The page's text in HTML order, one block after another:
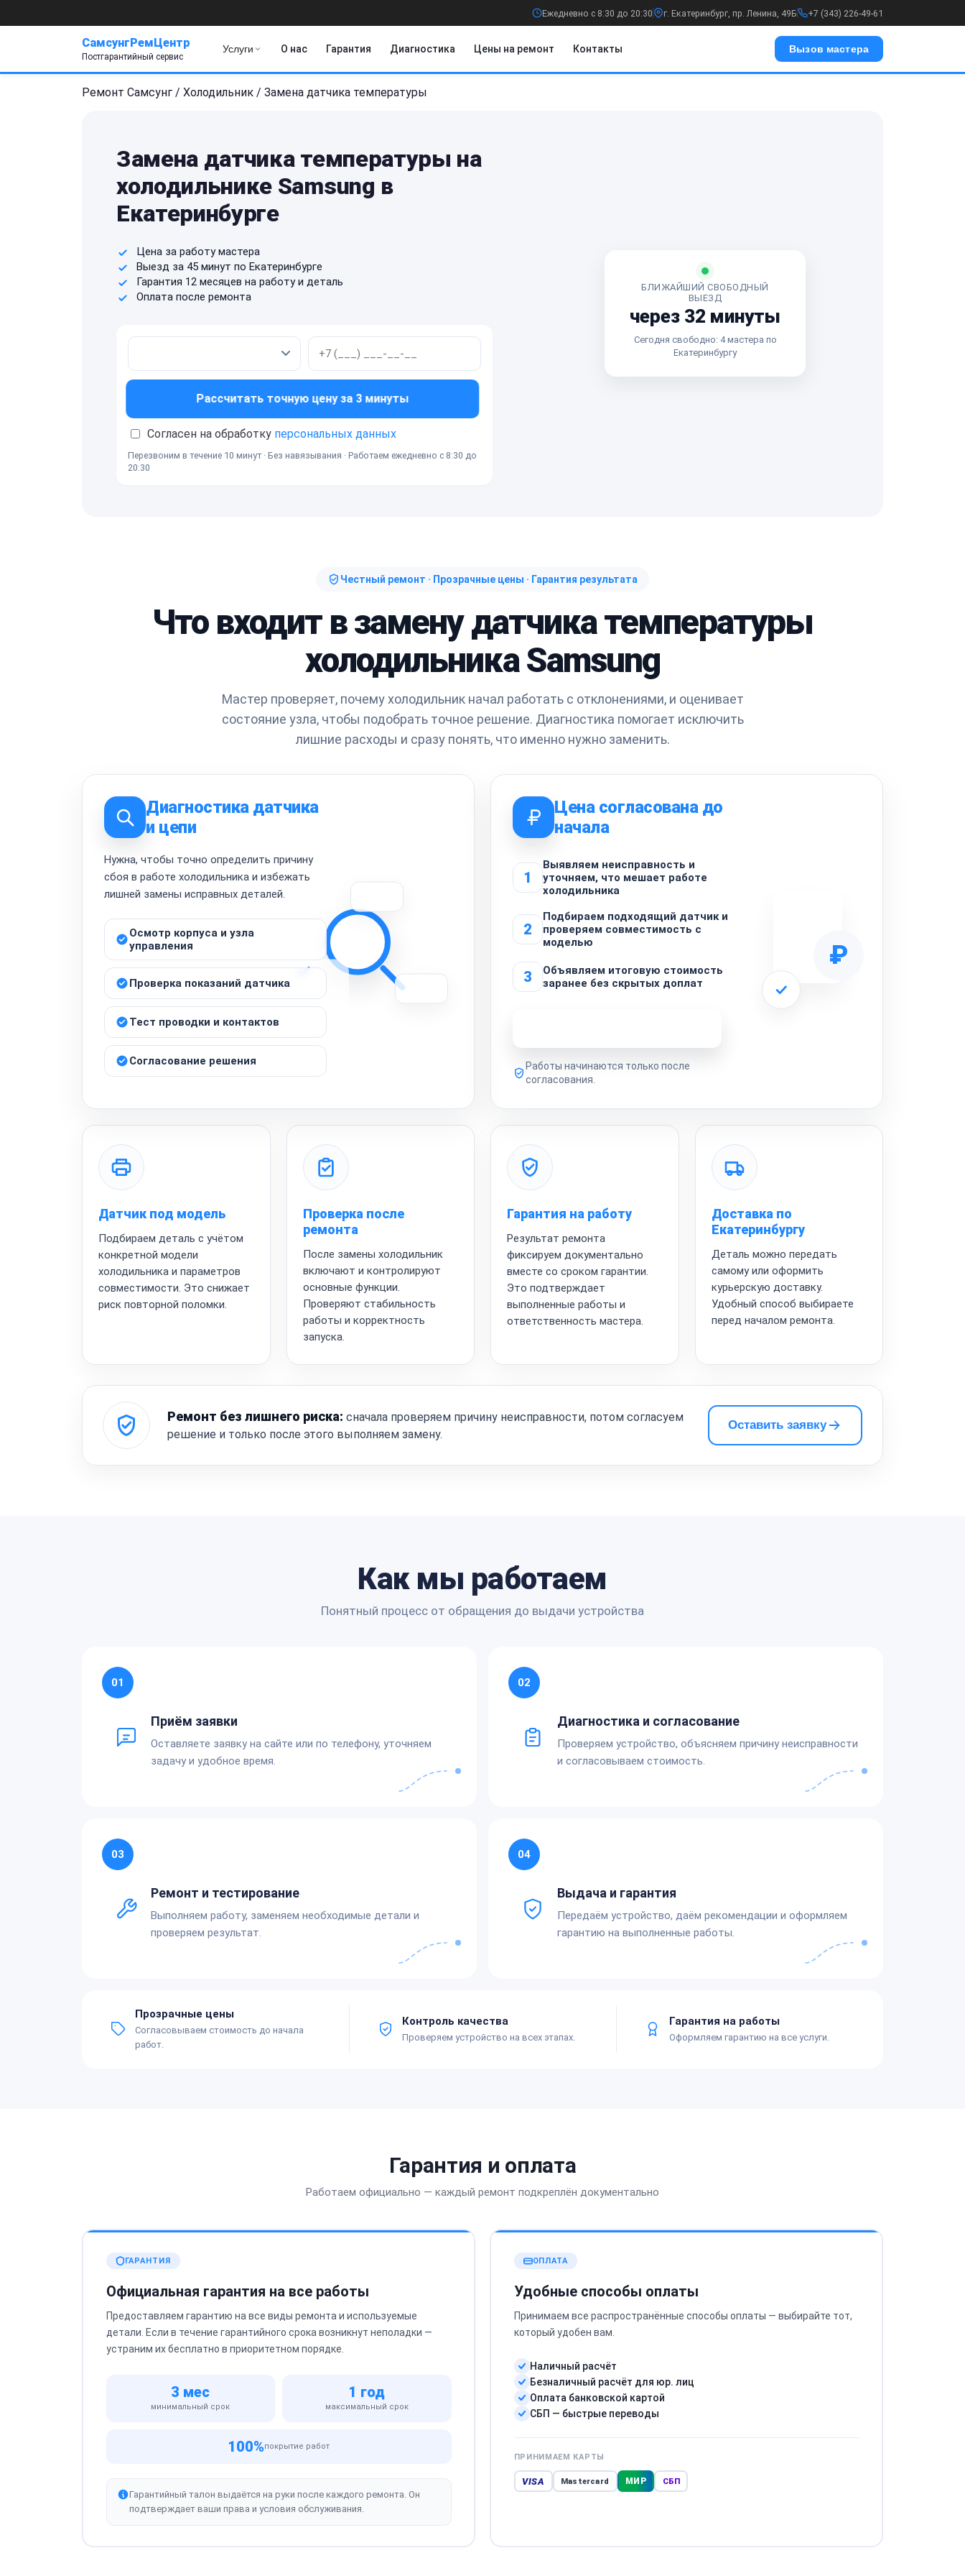
Ежедневно с 8:30 до 20:30 г. Екатеринбург, пр. Ленина, 49Б +7 (343) 226-49-61
СамсунгРемЦентр
Постгарантийный сервис
Услуги О нас Гарантия Диагностика Цены на ремонт Контакты Вызов мастера
Ремонт Самсунг / Холодильник / Замена датчика температуры
Замена датчика температуры на
холодильнике Samsung в
Екатеринбурге
Цена за работу мастера
Выезд за 45 минут по Екатеринбурге
Гарантия 12 месяцев на работу и деталь
Оплата после ремонта
Рассчитать точную цену за 3 минуты
Согласен на обработку персональных данных
Перезвоним в течение 10 минут · Без навязывания · Работаем ежедневно с 8:30 до
20:30
БЛИЖАЙШИЙ СВОБОДНЫЙ
ВЫЕЗД
через 32 минуты
Сегодня свободно: 4 мастера по
Екатеринбургу
Честный ремонт · Прозрачные цены · Гарантия результата
Что входит в замену датчика температуры
холодильника Samsung
Мастер проверяет, почему холодильник начал работать с отклонениями, и оценивает
состояние узла, чтобы подобрать точное решение. Диагностика помогает исключить
лишние расходы и сразу понять, что именно нужно заменить.
Диагностика датчика
и цепи
Нужна, чтобы точно определить причину
сбоя в работе холодильника и избежать
лишней замены исправных деталей.
Осмотр корпуса и узла
управления
Проверка показаний датчика
Тест проводки и контактов
Согласование решения
Цена согласована до
начала
1
Выявляем неисправность и
уточняем, что мешает работе
холодильника
2
Подбираем подходящий датчик и
проверяем совместимость с
моделью
3
Объявляем итоговую стоимость
заранее без скрытых доплат
Работы начинаются только после
согласования.
₽
Датчик под модель
Подбираем деталь с учётом
конкретной модели
холодильника и параметров
совместимости. Это снижает
риск повторной поломки.
Проверка после
ремонта
После замены холодильник
включают и контролируют
основные функции.
Проверяют стабильность
работы и корректность
запуска.
Гарантия на работу
Результат ремонта
фиксируем документально
вместе со сроком гарантии.
Это подтверждает
выполненные работы и
ответственность мастера.
Доставка по
Екатеринбургу
Деталь можно передать
самому или оформить
курьерскую доставку.
Удобный способ выбираете
перед началом ремонта.
Ремонт без лишнего риска: сначала проверяем причину неисправности, потом согласуем
решение и только после этого выполняем замену.
Оставить заявку
Как мы работаем
Понятный процесс от обращения до выдачи устройства
01
Приём заявки
Оставляете заявку на сайте или по телефону, уточняем
задачу и удобное время.
02
Диагностика и согласование
Проверяем устройство, объясняем причину неисправности
и согласовываем стоимость.
03
Ремонт и тестирование
Выполняем работу, заменяем необходимые детали и
проверяем результат.
04
Выдача и гарантия
Передаём устройство, даём рекомендации и оформляем
гарантию на выполненные работы.
Прозрачные цены
Согласовываем стоимость до начала
работ.
Контроль качества
Проверяем устройство на всех этапах.
Гарантия на работы
Оформляем гарантию на все услуги.
Гарантия и оплата
Работаем официально — каждый ремонт подкреплён документально
ГАРАНТИЯ
Официальная гарантия на все работы
Предоставляем гарантию на все виды ремонта и используемые
детали. Если в течение гарантийного срока возникнут неполадки —
устраним их бесплатно в приоритетном порядке.
3 мес
минимальный срок
1 год
максимальный срок
100%покрытие работ
Гарантийный талон выдаётся на руки после каждого ремонта. Он
подтверждает ваши права и условия обслуживания.
ОПЛАТА
Удобные способы оплаты
Принимаем все распространённые способы оплаты — выбирайте тот,
который удобен вам.
Наличный расчёт
Безналичный расчёт для юр. лиц
Оплата банковской картой
СБП — быстрые переводы
ПРИНИМАЕМ КАРТЫ
VISA Mastercard МИР СБП